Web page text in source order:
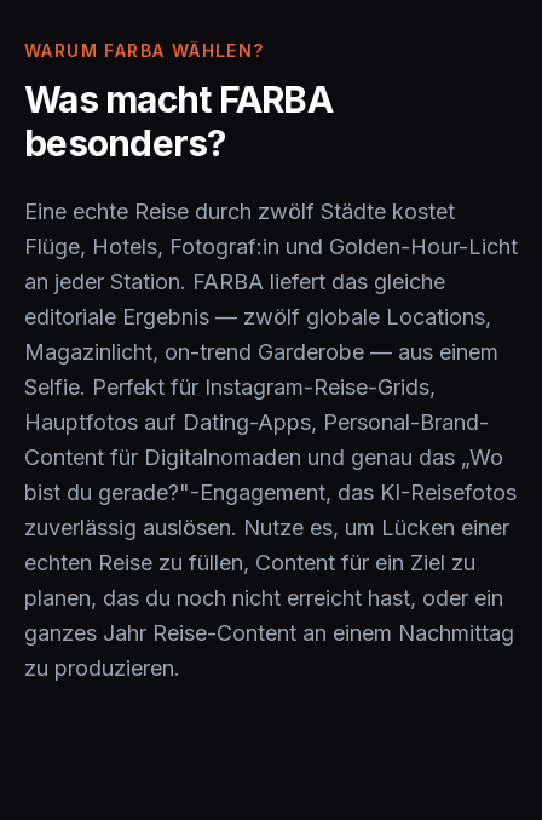
WARUM FARBA WÄHLEN?
Was macht FARBA
besonders?
Eine echte Reise durch zwölf Städte kostet
Flüge, Hotels, Fotograf:in und Golden-Hour-Licht
an jeder Station. FARBA liefert das gleiche
editoriale Ergebnis — zwölf globale Locations,
Magazinlicht, on-trend Garderobe — aus einem
Selfie. Perfekt für Instagram-Reise-Grids,
Hauptfotos auf Dating-Apps, Personal-Brand-
Content für Digitalnomaden und genau das „Wo
bist du gerade?"-Engagement, das KI-Reisefotos
zuverlässig auslösen. Nutze es, um Lücken einer
echten Reise zu füllen, Content für ein Ziel zu
planen, das du noch nicht erreicht hast, oder ein
ganzes Jahr Reise-Content an einem Nachmittag
zu produzieren.